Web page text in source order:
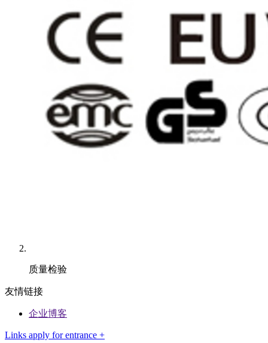
质量检验
友情链接
企业博客
Links apply for entrance +